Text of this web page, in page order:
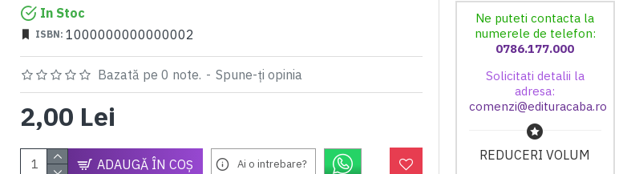
In Stoc
ISBN: 1000000000000002
Bazată pe 0 note. - Spune-ţi opinia
2,00 Lei
ADAUGĂ ÎN COŞ Ai o intrebare?
Ne puteti contacta la
numerele de telefon:
0786.177.000
Solicitati detalii la
adresa:
comenzi@edituracaba.ro
REDUCERI VOLUM